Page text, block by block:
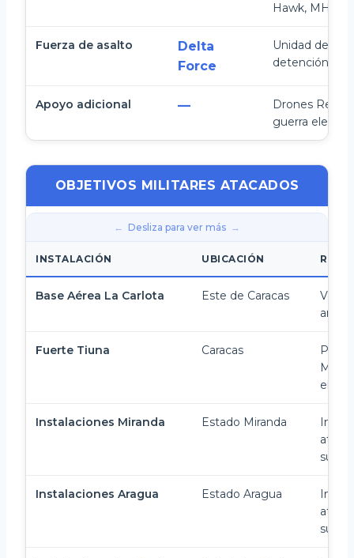
Hawk, MH-
Fuerza de asalto
Delta
Force
Unidad de
detención
Apoyo adicional —
Drones
guerra
OBJETIVOS MILITARES ATACADOS
Desliza para ver más
INSTALACIÓN UBICACIÓN
Base Aérea La Carlota Este de Caracas
Fuerte Tiuna Caracas
Instalaciones Miranda Estado Miranda
Instalaciones Aragua Estado Aragua